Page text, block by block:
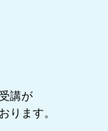
講が
ります。